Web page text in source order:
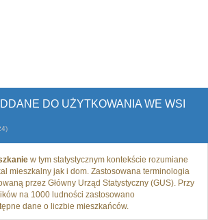
DO UŻYTKOWANIA WE WSI
w tym statystycznym kontekście rozumiane
mieszkalny jak i dom. Zastosowana terminologia
przez Główny Urząd Statystyczny (GUS). Przy
na 1000 ludności zastosowano
dane o liczbie mieszkańców.